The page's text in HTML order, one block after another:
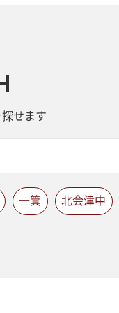
せます
一箕 北会津中